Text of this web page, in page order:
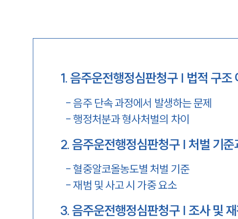
1.음주운전행정심판청구 | 법적 구조
- 음주 단속 과정에서 발생하는 문제
-행정처분과 형사처벌의 차이
2.음주운전행정심판청구 | 처벌 기준
-혈중알코올농도별 처벌 기준
-재범 및 사고 시 가중 요소
3.음주운전행정심판청구 | 조사 및